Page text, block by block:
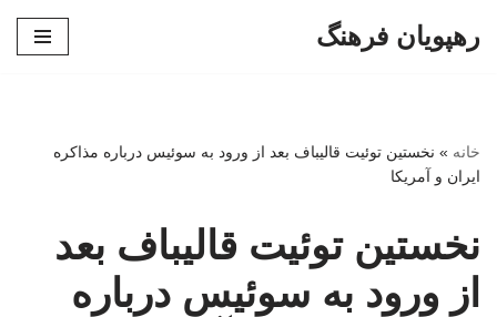
رهپویان فرهنگ
خانه » نخستین توئیت قالیباف بعد از ورود به سوئیس درباره مذاکره
ایران و آمریکا
نخستین توئیت قالیباف بعد
از ورود به سوئیس درباره